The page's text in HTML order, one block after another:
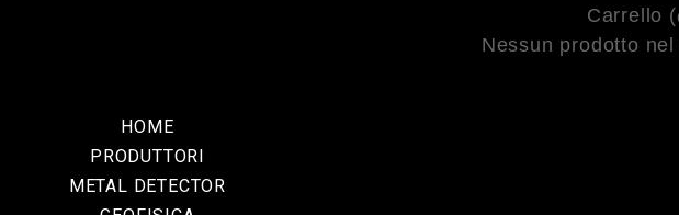
Carrello (
Nessun prodotto
HOME
PRODUTTORI
METAL DETECTOR